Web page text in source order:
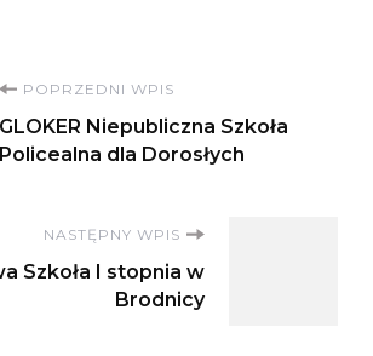
POPRZEDNI WPIS
GLOKER Niepubliczna Szkoła
Policealna dla Dorosłych
NASTĘPNY WPIS
Szkoła I stopnia w
Brodnicy